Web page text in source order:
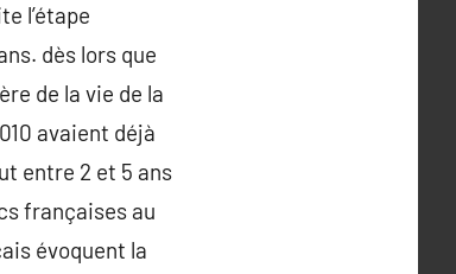
l’étape
dès lors que
de la vie de la
avaient déjà
entre 2 et 5 ans
françaises au
évoquent la